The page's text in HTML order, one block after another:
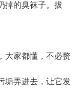
掉的臭袜子。拔
家都懂，不必赘
垢弄进去，让它发